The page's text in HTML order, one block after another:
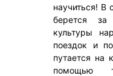
научиться! В
берется
культуры
поездок и
путается на
помощью